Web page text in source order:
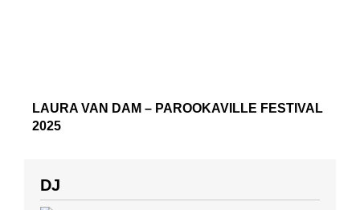
LAURA VAN DAM – PAROOKAVILLE FESTIVAL
2025
DJ